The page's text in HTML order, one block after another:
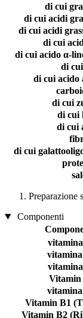
di cui
di cui acidi
di cui acidi
di cui
di cui acido α-
di cui
di cui acido
di cui
di cui
di cui
di cui
Preparazione
Componenti
Vitamin
Vitamin B1
Vitamin B2